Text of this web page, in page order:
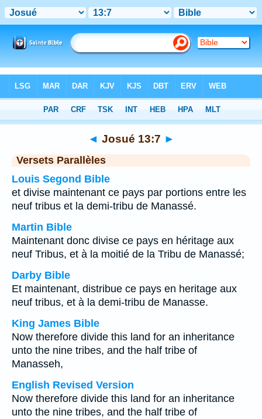
Chapitre 13> Verset 7
◄ Josué 13:7 ►
Versets Parallèles
Louis Segond Bible
et divise maintenant ce pays par portions entre les
neuf tribus et la demi-tribu de Manassé.
Martin Bible
Maintenant donc divise ce pays en héritage aux
neuf Tribus, et à la moitié de la Tribu de Manassé;
Darby Bible
Et maintenant, distribue ce pays en heritage aux
neuf tribus, et à la demi-tribu de Manasse.
King James Bible
Now therefore divide this land for an inheritance
unto the nine tribes, and the half tribe of
Manasseh,
English Revised Version
Now therefore divide this land for an inheritance
unto the nine tribes, and the half tribe of